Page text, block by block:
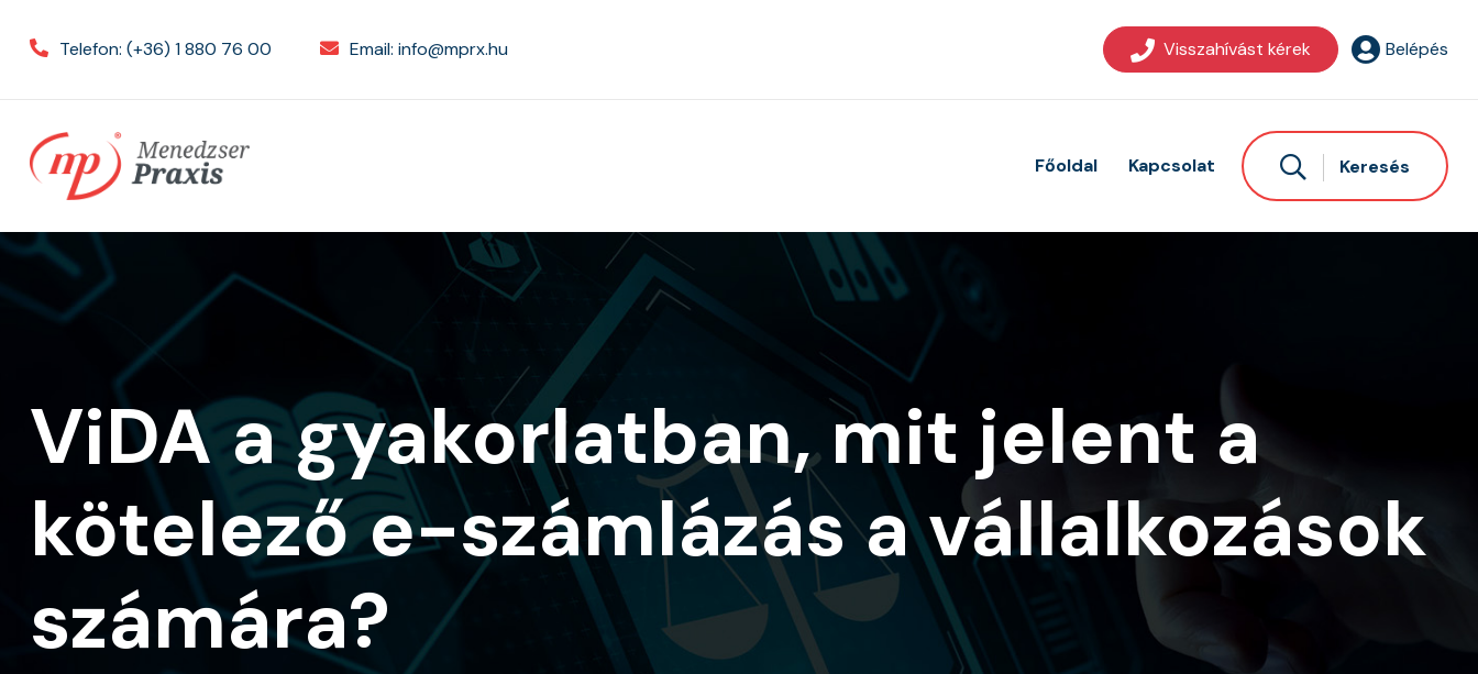
Telefon: (+36) 1 880 76 00 Email: info@mprx.hu Visszahívást kérek Belépés
Főoldal Kapcsolat Keresés
ViDA a gyakorlatban, mit jelent a
kötelező e-számlázás a vállalkozások
számára?